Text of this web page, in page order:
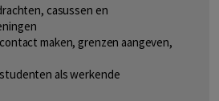
casussen en
maken, grenzen aangeven,
als werkende